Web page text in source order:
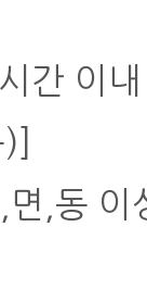
간 이
,동